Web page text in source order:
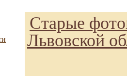
Старые
Львовской